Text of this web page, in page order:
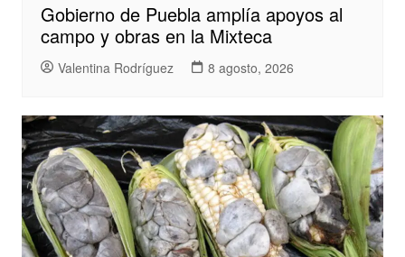
Gobierno de Puebla amplía apoyos al
campo y obras en la Mixteca
Valentina Rodríguez 8 agosto, 2026